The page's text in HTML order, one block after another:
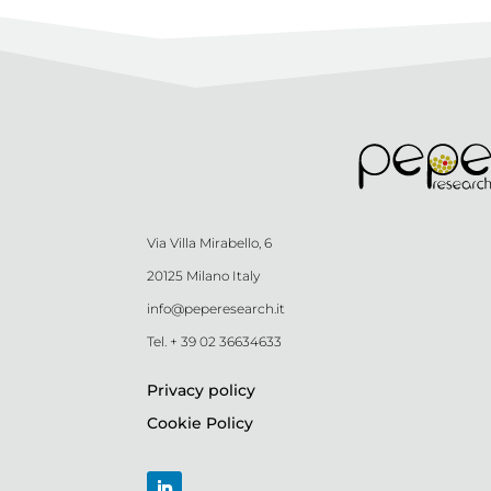
Via Villa Mirabello, 6
20125 Milano Italy
info@peperesearch.it
Tel. + 39 02 36634633
Privacy policy
Cookie Policy